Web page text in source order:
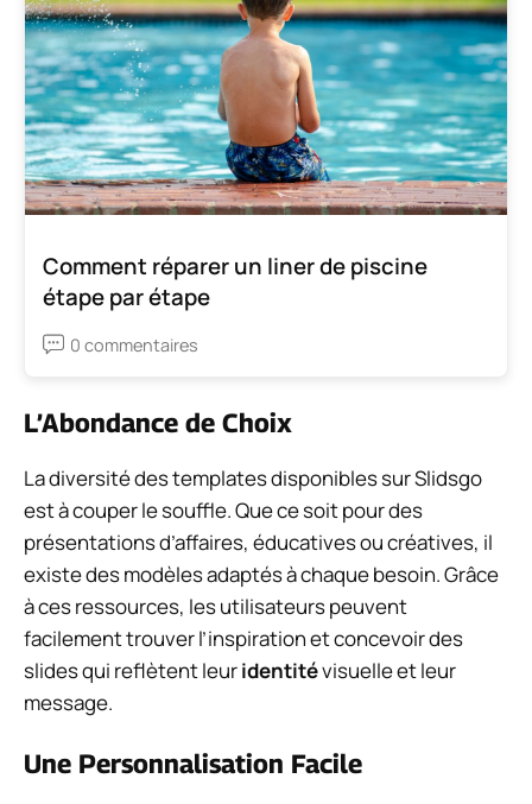
Comment réparer un liner de piscine
étape par étape
0 commentaires
L’Abondance de Choix
La diversité des templates disponibles sur Slidsgo
est à couper le souffle. Que ce soit pour des
présentations d’affaires, éducatives ou créatives, il
existe des modèles adaptés à chaque besoin. Grâce
à ces ressources, les utilisateurs peuvent
facilement trouver l’inspiration et concevoir des
slides qui reflètent leuridentitévisuelle et leur
message.
Une Personnalisation Facile